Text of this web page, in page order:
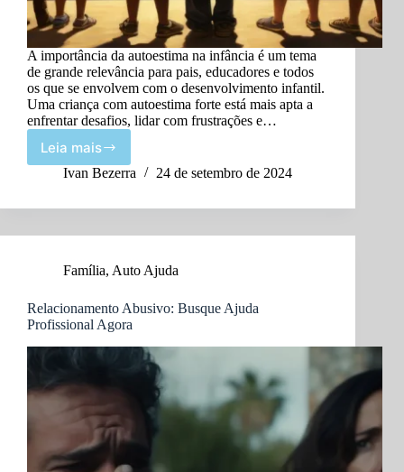
A importância da autoestima na infância é um tema
de grande relevância para pais, educadores e todos
os que se envolvem com o desenvolvimento infantil.
Uma criança com autoestima forte está mais apta a
enfrentar desafios, lidar com frustrações e…
Leia maisImportância
da
na
e
Fortalecê-
Ivan Bezerra 24 de setembro de 2024
Família, Auto Ajuda
Relacionamento Abusivo: Busque Ajuda
Profissional Agora